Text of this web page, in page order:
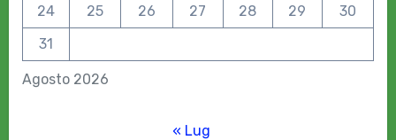
Agosto 2026
24
25 26 27 28 29
30
31
« Lug